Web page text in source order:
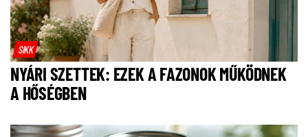
SIKK
NYÁRI SZETTEK: EZEK A FAZONOK MŰKÖDNEK
A HŐSÉGBEN